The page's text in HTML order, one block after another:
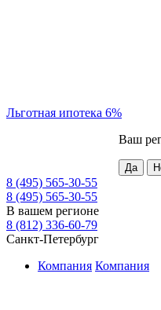
Льготная ипотека 6%
Ваш
8 (495) 565-30-55
8 (495) 565-30-55
В вашем регионе
8 (812) 336-60-79
Санкт-Петербург
Компания Компания